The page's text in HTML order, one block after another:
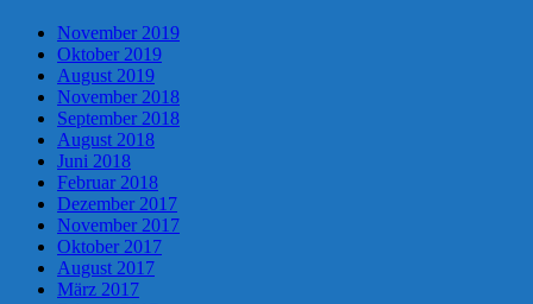
November 2019
Oktober 2019
August 2019
November 2018
September 2018
August 2018
Juni 2018
Februar 2018
Dezember 2017
November 2017
Oktober 2017
August 2017
März 2017